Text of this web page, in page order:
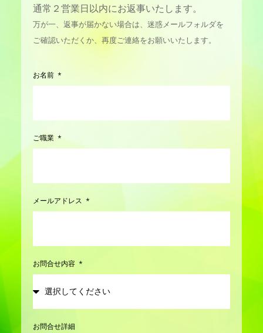
通常２営業日以内にお返事いたします。
万が一、返事が届かない場合は、迷惑メールフォルダを
ご確認いただくか、再度ご連絡をお願いいたします。
お名前
ご職業
メールアドレス
お問合せ内容
お問合せ詳細